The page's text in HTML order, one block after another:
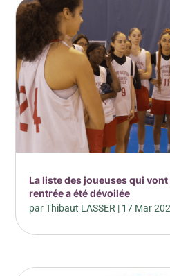
La liste des joueuses qui vont
rentrée a été dévoilée
parThibaut LASSER | 17 Mar